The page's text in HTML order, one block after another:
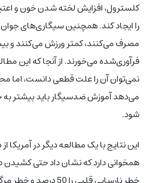
کلسترول، افزایش لخته‌ شدن خون و
را ایجاد کند. همچنین سیگاری‌های
مصرف می‌کنند، کمتر ورزش می‌کنند و
فرآوری‌شده می‌خورند. از آنجا که این
نمی‌توان آن را علت قطعی دانست، اما
می‌دهد آموزش ضدسیگار باید بیشتر
شود.
این نتایج با یک مطالعه دیگر در آمریکا
همخوانی دارد که نشان داد حتی کشیدن